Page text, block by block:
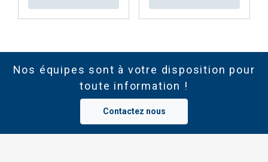
Nos équipes sont à votre disposition pour
toute information !
Contactez nous